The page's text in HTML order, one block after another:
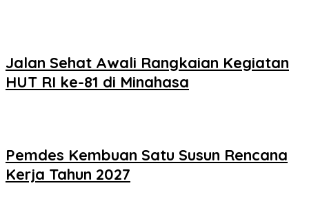
Jalan Sehat Awali Rangkaian Kegiatan
HUT RI ke-81 di Minahasa
Pemdes Kembuan Satu Susun Rencana
Kerja Tahun 2027